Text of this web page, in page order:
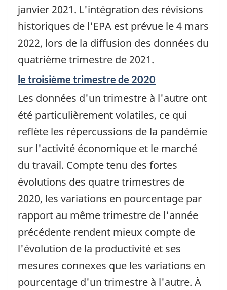
janvier 2021. L'intégration des révisions
historiques de l'EPA est prévue le 4 mars
2022, lors de la diffusion des données du
quatrième trimestre de 2021.
Période
référence
de
changement
-
le troisième trimestre de 2020
Les données d'un trimestre à l'autre ont
été particulièrement volatiles, ce qui
reflète les répercussions de la pandémie
sur l'activité économique et le marché
du travail. Compte tenu des fortes
évolutions des quatre trimestres de
2020, les variations en pourcentage par
rapport au même trimestre de l'année
précédente rendent mieux compte de
l'évolution de la productivité et ses
mesures connexes que les variations en
pourcentage d'un trimestre à l'autre. À